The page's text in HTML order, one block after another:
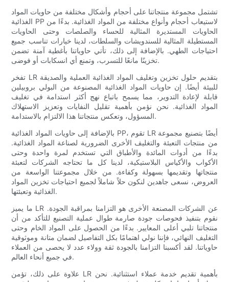
تشتمل مجموعة منتجاتنا على أحجام وأشكال مختلفة من حاويات المواد
الغذائية PP لاستيعاب أحجام وأنواع مختلفة من المواد الغذائية. بدءًا من
الحاويات المستديرة المثالية للحساء والصلصات وحتى الحاويات
المستطيلة المثالية للسندويشات والسلطات، لدينا خيارات تناسب جميع
احتياجات الطهي. بالإضافة إلى ذلك، تأتي حاوياتنا بأغطية آمنة تضمن
تخزينًا مانعًا للتسرب، وتمنع أي انسكابات أو فوضى.
تفخر LR بتقديم حلول تخزين وتغليف المواد الغذائية العملية والصديقة
للبيئة أيضًا. إن حاويات المواد الغذائية المصنوعة من البولي بروبيلين
قابلة لإعادة التدوير، مما يسمح باتباع نهج أكثر استدامة في تغليف
المواد الغذائية. نحن نؤمن بأهمية تقليل النفايات وتعزيز الاستهلاك
المسؤول، وتعكس منتجاتنا هذا الالتزام بالاستدامة.
بالإضافة إلى حاويات المواد الغذائية PP، تقوم LR أيضًا بتصنيع مجموعة
من منتجات التعبئة والتغليف الأخرى الضرورية لصناعة المواد الغذائية.
بدءًا من أدوات المائدة والأطباق التي تستخدم لمرة واحدة وحتى
الأكواب والأكياس البلاستيكية، لدينا كل ما تحتاجه الشركات لتعبئة
منتجاتها وتقديمها بسهولة وكفاءة. من خلال مجموعتنا الواسعة من
العروض، نسعى جاهدين لنكون حلاً شاملاً لجميع احتياجات تخزين المواد
الغذائية وتعبئتها.
ما يميز LR عن الشركات المصنعة الأخرى هو التزامنا بمراقبة الجودة.
نقوم بتنفيذ فحوصات جودة صارمة طوال عملية التصنيع للتأكد من أن
منتجاتنا تلبي أعلى المعايير. بدءًا من الحصول على المواد الخام وحتى
التغليف النهائي، فإننا نولي اهتمامًا بكل التفاصيل لضمان متانة وموثوقية
حاوياتنا. لقد أكسبنا التزامنا بالجودة ثقة وولاء عدد لا يحصى من العملاء
في جميع أنحاء العالم.
علاوة على ذلك، تؤمن LR بأهمية تقديم خدمة عملاء استثنائية. نحن